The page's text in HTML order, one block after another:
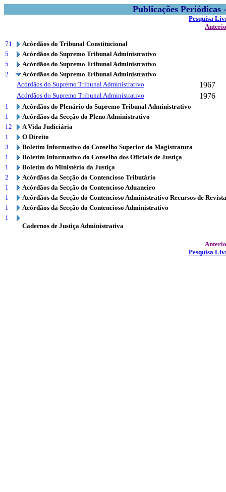
Publicações
Pesquisa
71
Acórdãos do Tribunal Constitucional
5
Acórdãos do Supremo Tribunal Administrativo
5
Acórdãos do Supremo Tribunal Administrativo
2
Acórdãos do Supremo Tribunal Administrativo
Acórdãos do Supremo Tribunal Administrativo
1967
Acórdãos do Supremo Tribunal Administrativo 1976
1
Acórdãos do Plenário do Supremo Tribunal Administrativo
1
Acórdãos da Secção do Pleno Administrativo
12
A Vida Judiciária
1
O Direito
3
Boletim Informativo do Conselho Superior da Magistratura
1
Boletim Informativo do Conselho dos Oficiais de Justiça
1
Boletim do Ministério da Justiça
2
Acórdãos da Secção do Contencioso Tributário
1
Acórdãos da Secção do Contencioso Aduaneiro
1
Acórdãos da Secção do Contencioso Administrativo Recursos de Revista
1
Acórdãos da Secção do Contencioso Administrativo
1
Cadernos de Justiça Administrativa
Pesquisa